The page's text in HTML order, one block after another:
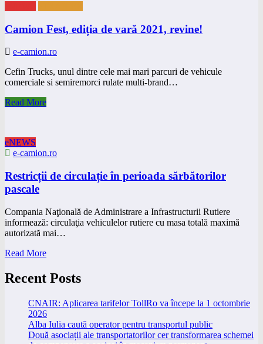
Camion Fest, ediția de vară 2021, revine!
e-camion.ro
Cefin Trucks, unul dintre cele mai mari parcuri de vehicule
comerciale si semiremorci rulate multi-brand…
Read More
eNEWS
e-camion.ro
Restricții de circulație în perioada sărbătorilor
pascale
Compania Naţională de Administrare a Infrastructurii Rutiere
informează: circulaţia vehiculelor rutiere cu masa totală maximă
autorizată mai…
Read More
Recent Posts
CNAIR: Aplicarea tarifelor TollRo va începe la 1 octombrie
2026
Alba Iulia caută operator pentru transportul public
Două asociații ale transportatorilor cer transformarea schemei